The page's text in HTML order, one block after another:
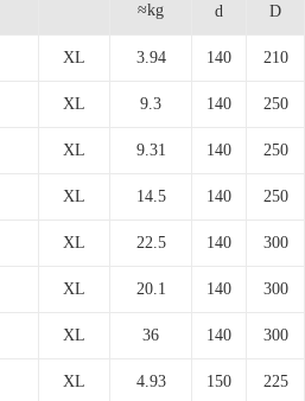
≈kg d D
XL 3.94 140 210
XL 9.3 140 250
XL 9.31 140 250
XL 14.5 140 250
XL 22.5 140 300
XL 20.1 140 300
XL 36 140 300
XL 4.93 150 225